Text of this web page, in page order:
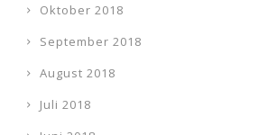
Oktober 2018
September 2018
August 2018
Juli 2018